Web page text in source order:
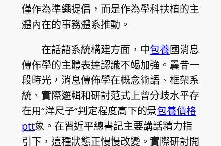
僅作為準繩提倡，而是作為學科扶植的主
體內在的事務體系推動。
在話語系統構建方面，中包養國消息
傳佈學的主體表達認識不竭加強。曩昔一
段時光，消息傳佈學在概念術語、框架系
統、實際邏輯和研討范式上曾分歧水平存
在用“洋尺子”判定程度高下的景包養價格
ptt象。在習近平總書記主要講話精力指
引下，這種狀態正慢慢改變。實際研討開